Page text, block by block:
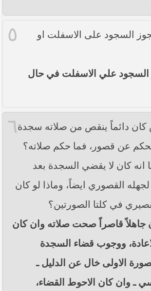
٥
السجود على الاسفلت او
السجود علي الاسفلت في حال
٦دائماً ينقص من صلاته سجدة
عن قصور، فما حكم صلاته؟
انه كان لا يقضي السجدة بعد
لجهله القصوري ايضاً، وماذا لو كان
في كلتا الصورتين؟
جاهلاً قاصراً صحت صلاته وان كان
ووجوب قضاء السجدة
الاولى خال عن الدليل ـ
ـ وان كان الاحوط القضاء،